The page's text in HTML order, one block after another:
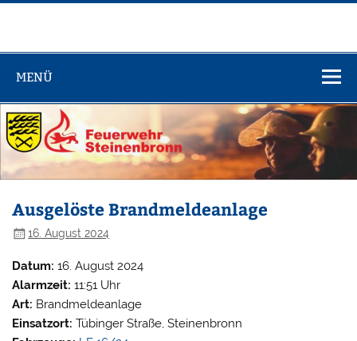
Zum
Steinenbronn
MENÜ
Ausgelöste Brandmeldeanlage
16. August 2024
Datum: 16. August 2024
Alarmzeit: 11:51 Uhr
Art: Brandmeldeanlage
Einsatzort: Tübinger Straße, Steinenbronn